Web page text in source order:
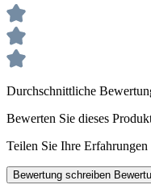
Durchschnittliche
Bewerten Sie dieses
Teilen Sie Ihre
Bewertung schreiben